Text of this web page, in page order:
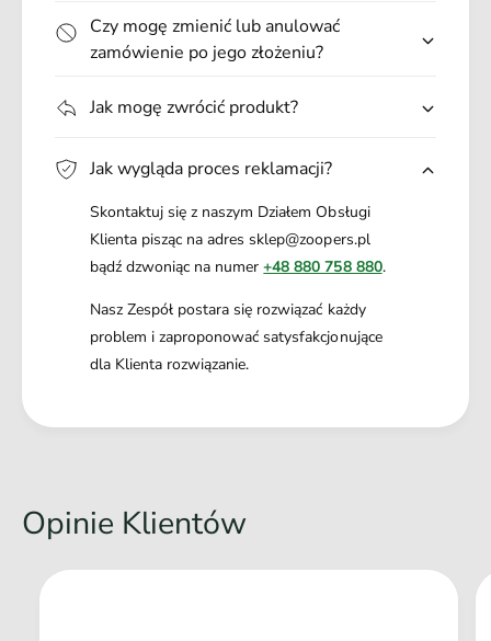
Czy mogę zmienić lub anulować
zamówienie po jego złożeniu?
Jak mogę zwrócić produkt?
Jak wygląda proces reklamacji?
Skontaktuj się z naszym Działem Obsługi
Klienta pisząc na adres sklep@zoopers.pl
bądź dzwoniąc na numer+48 880 758 880.
Nasz Zespół postara się rozwiązać każdy
problem i zaproponować satysfakcjonujące
dla Klienta rozwiązanie.
Opinie Klientów